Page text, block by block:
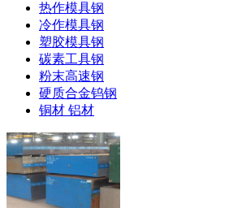
热作模具钢
冷作模具钢
塑胶模具钢
碳素工具钢
粉末高速钢
硬质合金钨钢
铜材 铝材